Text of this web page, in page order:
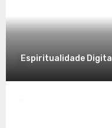
Espiritualidade Digital